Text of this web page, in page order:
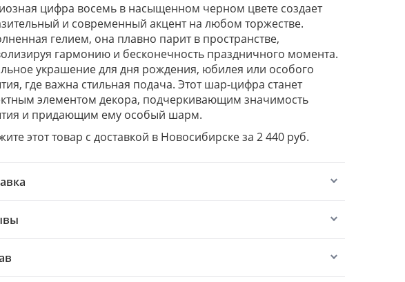
цифра восемь в насыщенном черном цвете создает
и современный акцент на любом торжестве.
гелием, она плавно парит в пространстве,
гармонию и бесконечность праздничного момента.
украшение для дня рождения, юбилея или особого
где важна стильная подача. Этот шар-цифра станет
элементом декора, подчеркивающим значимость
и придающим ему особый шарм.
этот товар с доставкой в Новосибирске за 2 440 руб.